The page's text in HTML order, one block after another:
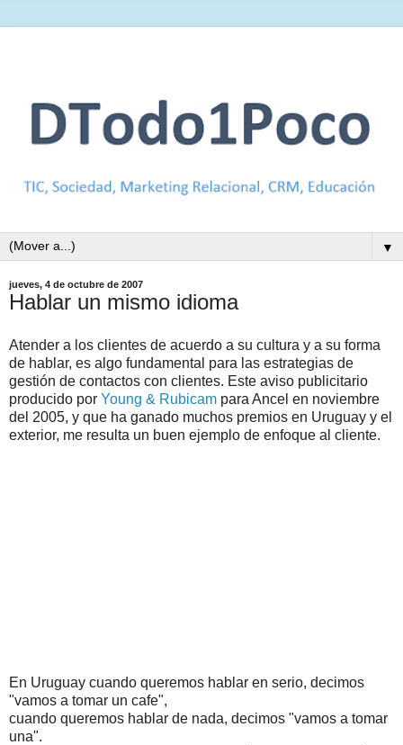
▼
jueves, 4 de octubre de 2007
Hablar un mismo idioma
Atender a los clientes de acuerdo a su cultura y a su forma
de hablar, es algo fundamental para las estrategias de
gestión de contactos con clientes. Este aviso publicitario
producido por Young & Rubicam para Ancel en noviembre
del 2005, y que ha ganado muchos premios en Uruguay y el
exterior, me resulta un buen ejemplo de enfoque al cliente.
En Uruguay cuando queremos hablar en serio, decimos
"vamos a tomar un cafe",
cuando queremos hablar de nada, decimos "vamos a tomar
una".